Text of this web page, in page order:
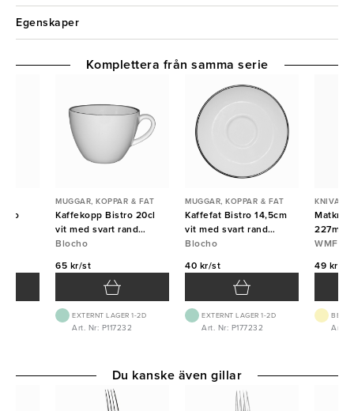
Egenskaper
MUGGAR, KOPPAR & FAT
Kaffekopp Bistro 20cl
vit med svart rand
Blocho
Blocho
65 kr/st
EXTERNT LAGER 1-2D
Art. Nr: P117232
MUGGAR, KOPPAR & FAT
Kaffefat Bistro 14,5cm
vit med svart rand
Blocho
Blocho
40 kr/st
EXTERNT LAGER 1-2D
Art. Nr: P177232
KNIVAR
Matkniv
227mm
WMF
49 kr/st
Art.
Komplettera från samma serie
Du kanske även gillar